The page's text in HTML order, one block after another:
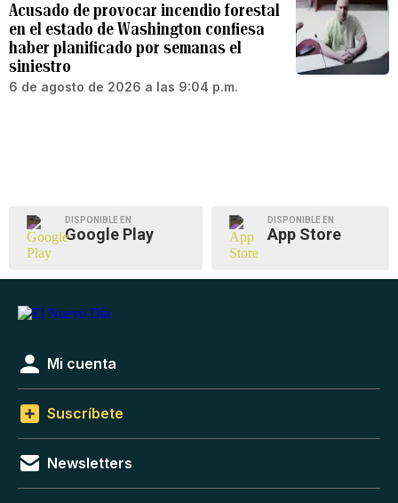
Acusado de provocar incendio forestal
en el estado de Washington confiesa
haber planificado por semanas el
siniestro
6 de agosto de 2026 a las 9:04 p.m.
DISPONIBLE EN
Google Play
DISPONIBLE EN
App Store
Mi cuenta
Suscríbete
Newsletters